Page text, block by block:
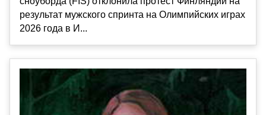
результат мужского спринта на Олимпийских играх
2026 года в И...